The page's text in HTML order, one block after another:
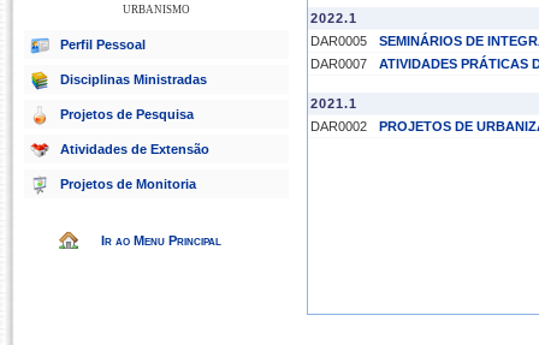
URBANISMO
Perfil Pessoal
Disciplinas Ministradas
Projetos de Pesquisa
Atividades de Extensão
Projetos de Monitoria
Ir ao Menu Principal
2022.1
DAR0005
SEMINÁRIOS DE
DAR0007
ATIVIDADES PRÁTICAS
2021.1
DAR0002
PROJETOS DE